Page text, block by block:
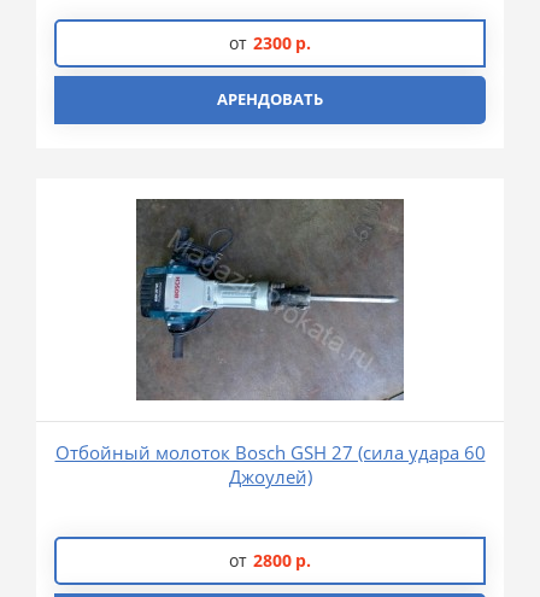
от 2300 р.
АРЕНДОВАТЬ
Отбойный молоток Bosch GSH 27 (сила удара 60
Джоулей)
от 2800 р.